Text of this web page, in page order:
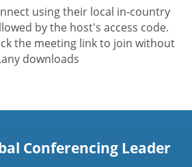
using their local in-country
by the host's access code.
the meeting link to join without
any downloads.
Conferencing Leader